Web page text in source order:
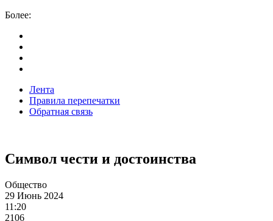
Более:
Лента
Правила перепечатки
Обратная связь
Символ чести и достоинства
Общество
29 Июнь 2024
11:20
2106